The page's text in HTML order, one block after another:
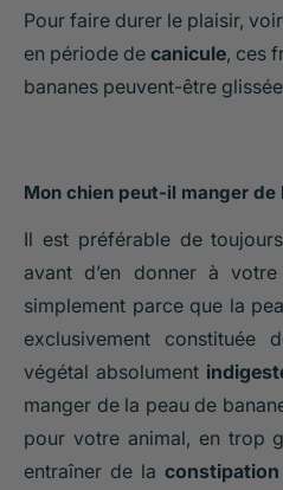
Pour faire durer le plaisir,
en période de canicule, ces
bananes peuvent-être
Mon chien peut-il manger de
Il est préférable de
avant d’en donner à
simplement parce que la
exclusivement constituée
végétal absolument
manger de la peau de
pour votre animal, en trop
entraîner de laconstipation